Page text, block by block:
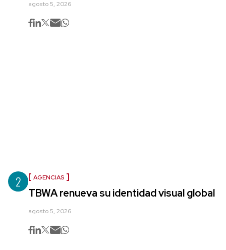
agosto 5, 2026
2 AGENCIAS
TBWA renueva su identidad visual global
agosto 5, 2026